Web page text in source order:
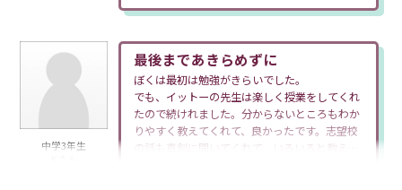
て続けたら英語の成績が前より上がってきてう
これからもITTOで志望校合格を目指したいで
す！
中学3年生
最後まであきらめずに
ぼくは最初は勉強がきらいでした。
でも、イットーの先生は楽しく授業をしてくれ
たので続けれました。分からないところもわか
りやすく教えてくれて、良かったです。志望校
の話も真剣に聞いてくれて、いろいろと教えて